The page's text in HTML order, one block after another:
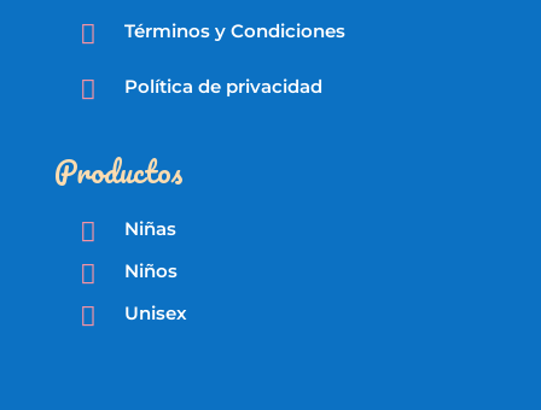
 Términos y Condiciones
 Política de privacidad
Productos
 Niñas
 Niños
 Unisex